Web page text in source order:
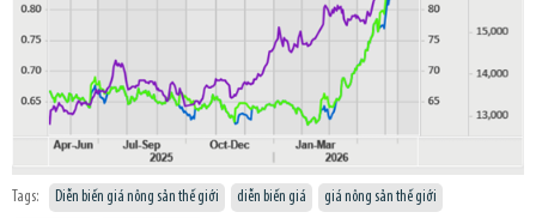
Tags: Diễn biến giá nông sản thế giới diễn biến giá
giá nông sản thế giới